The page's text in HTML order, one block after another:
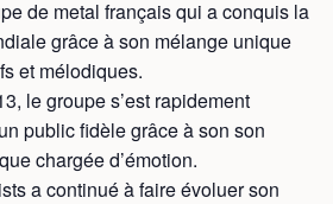
de metal français qui a conquis la
grâce à son mélange unique
et mélodiques.
le groupe s’est rapidement
public fidèle grâce à son son
chargée d’émotion.
a continué à faire évoluer son